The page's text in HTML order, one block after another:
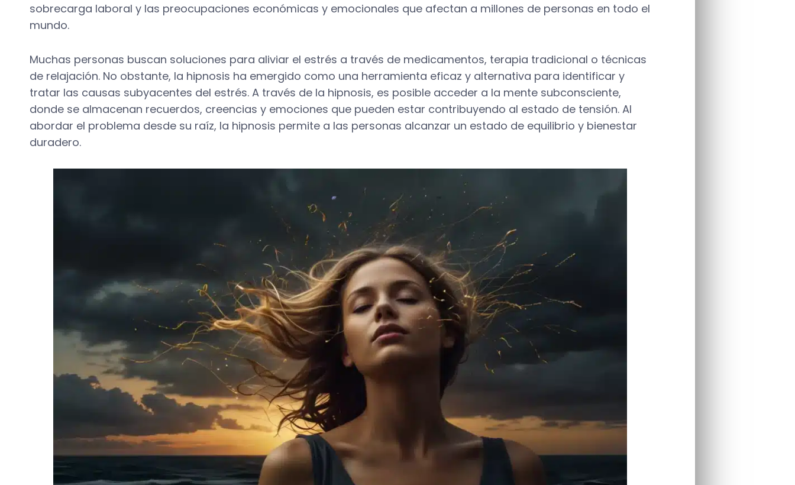
sobrecarga laboral y las preocupaciones económicas y emocionales que afectan a millones de personas en todo el
mundo.
Muchas personas buscan soluciones para aliviar el estrés a través de medicamentos, terapia tradicional o técnicas
de relajación. No obstante, la hipnosis ha emergido como una herramienta eficaz y alternativa para identificar y
tratar las causas subyacentes del estrés. A través de la hipnosis, es posible acceder a la mente subconsciente,
donde se almacenan recuerdos, creencias y emociones que pueden estar contribuyendo al estado de tensión. Al
abordar el problema desde su raíz, la hipnosis permite a las personas alcanzar un estado de equilibrio y bienestar
duradero.